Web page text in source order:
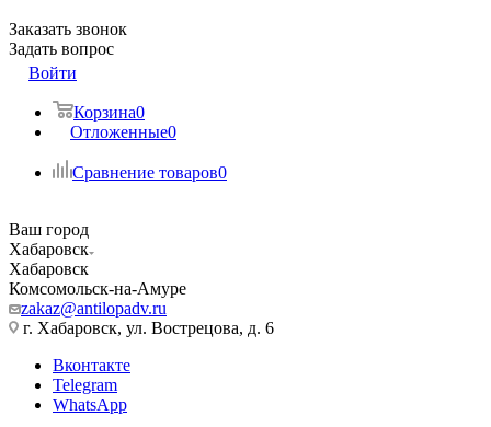
Заказать звонок
Задать вопрос
Войти
Корзина0
Отложенные0
Сравнение товаров0
Ваш город
Хабаровск
Хабаровск
Комсомольск-на-Амуре
zakaz@antilopadv.ru
г. Хабаровск, ул. Вострецова, д. 6
Вконтакте
Telegram
WhatsApp